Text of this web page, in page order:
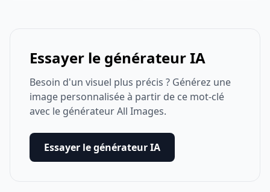
Essayer le générateur IA
Besoin d'un visuel plus précis ? Générez une
image personnalisée à partir de ce mot-clé
avec le générateur All Images.
Essayer le générateur IA